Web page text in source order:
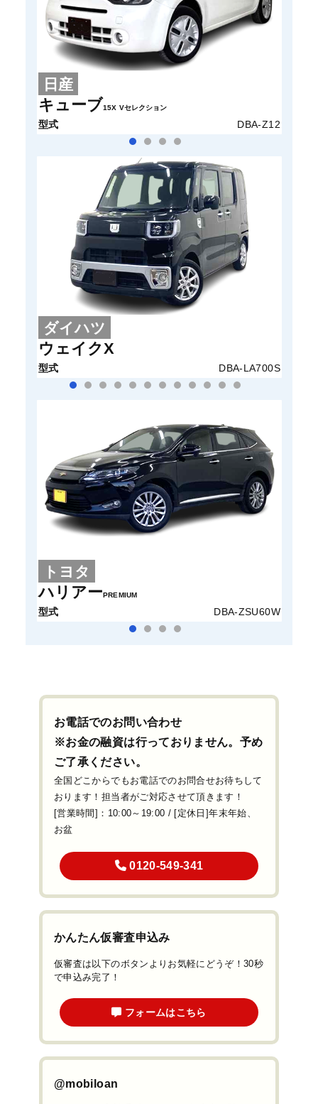
日産
キューブ15X Vセレクション
型式 DBA-Z12
ダイハツ
ウェイクX
型式 DBA-LA700S
トヨタ
ハリアーPREMIUM
型式 DBA-ZSU60W
お電話でのお問い合わせ
※お金の融資は行っておりません。予め
ご了承ください。
全国どこからでもお電話でのお問合せお待ちして
おります！担当者がご対応させて頂きます！
[営業時間]：10:00～19:00 / [定休日]年末年始、
お盆
0120-549-341
かんたん仮審査申込み
仮審査は以下のボタンよりお気軽にどうぞ！30秒
で申込み完了！
フォームはこちら
@mobiloan